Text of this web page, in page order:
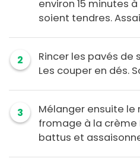
environ 15 minutes
soient tendres.
2
Rincer les pavés de
Les couper en dés.
3
Mélanger ensuite le
fromage à la crème
battus et